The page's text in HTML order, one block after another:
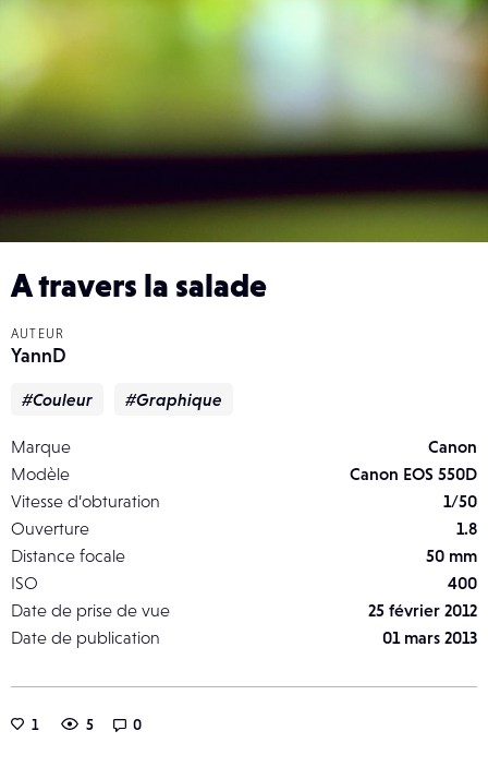
A travers la salade
AUTEUR
YannD
#Couleur #Graphique
Marque
Canon
Modèle
Canon EOS 550D
Vitesse d’obturation
1/50
Ouverture
1.8
Distance focale
50 mm
ISO
400
Date de prise de vue
25 février 2012
Date de publication
01 mars 2013
1 5 0